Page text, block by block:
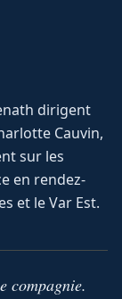
dirigent
Cauvin,
sur les
en rendez-
et le Var Est.
compagnie.